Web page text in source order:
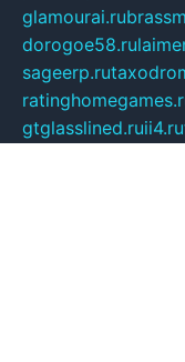
glamourai.ru
dorogoe58.ru
sageerp.ru
gtglasslined.ruii4.ru